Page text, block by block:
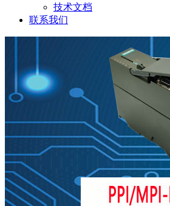
技术文档
联系我们